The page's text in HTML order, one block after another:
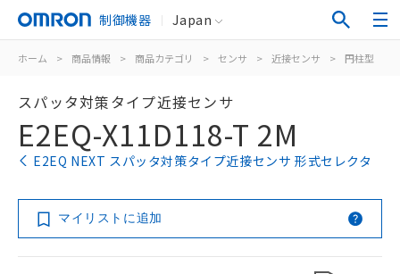
制御機器 Japan
ホーム > 商品情報 > 商品カテゴリ > センサ > 近接センサ > 円柱型
スパッタ対策タイプ近接センサ
E2EQ-X11D118-T 2M
E2EQ NEXT スパッタ対策タイプ近接センサ 形式セレクタ
マイリストに追加